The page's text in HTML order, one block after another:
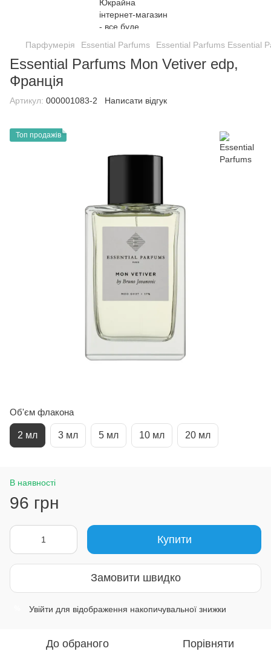
Парфумерія Essential Parfums Essential Parfums Essential
Essential Parfums Mon Vetiver edp,
Франція
Артикул: 000001083-2 Написати відгук
Топ продажів
Об'єм флакона
2 мл 3 мл 5 мл 10 мл 20 мл
В наявності
96 грн
Купити
Замовити швидко
Увійти для відображення накопичувальної знижки
До обраного Порівняти